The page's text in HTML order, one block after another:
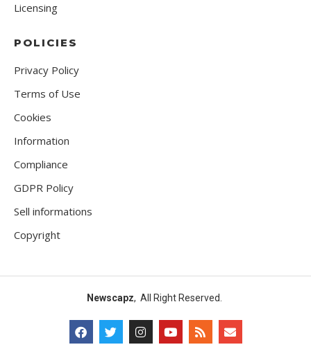
Licensing
POLICIES
Privacy Policy
Terms of Use
Cookies
Information
Compliance
GDPR Policy
Sell informations
Copyright
Newscapz, All Right Reserved.